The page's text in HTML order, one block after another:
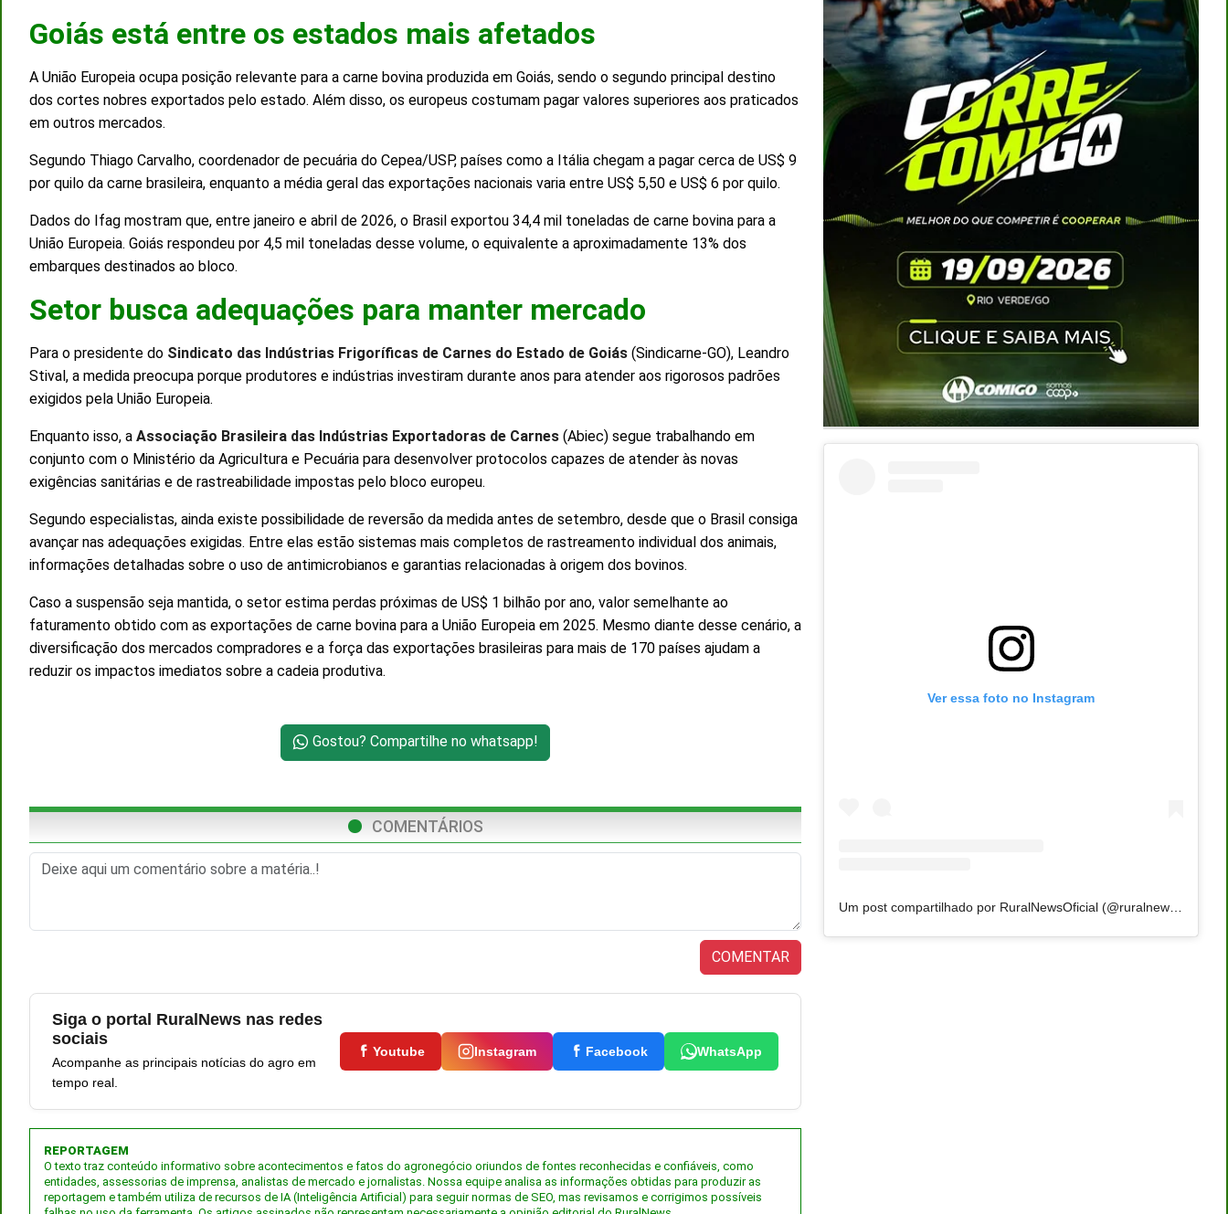
Goiás está entre os estados mais afetados
A União Europeia ocupa posição relevante para a carne bovina produzida em Goiás, sendo o segundo principal destino
dos cortes nobres exportados pelo estado. Além disso, os europeus costumam pagar valores superiores aos praticados
em outros mercados.
Segundo Thiago Carvalho, coordenador de pecuária do Cepea/USP, países como a Itália chegam a pagar cerca de US$ 9
por quilo da carne brasileira, enquanto a média geral das exportações nacionais varia entre US$ 5,50 e US$ 6 por quilo.
Dados do Ifag mostram que, entre janeiro e abril de 2026, o Brasil exportou 34,4 mil toneladas de carne bovina para a
União Europeia. Goiás respondeu por 4,5 mil toneladas desse volume, o equivalente a aproximadamente 13% dos
embarques destinados ao bloco.
Setor busca adequações para manter mercado
Para o presidente do Sindicato das Indústrias Frigoríficas de Carnes do Estado de Goiás (Sindicarne-GO), Leandro
Stival, a medida preocupa porque produtores e indústrias investiram durante anos para atender aos rigorosos padrões
exigidos pela União Europeia.
Enquanto isso, a Associação Brasileira das Indústrias Exportadoras de Carnes (Abiec) segue trabalhando em
conjunto com o Ministério da Agricultura e Pecuária para desenvolver protocolos capazes de atender às novas
exigências sanitárias e de rastreabilidade impostas pelo bloco europeu.
Segundo especialistas, ainda existe possibilidade de reversão da medida antes de setembro, desde que o Brasil consiga
avançar nas adequações exigidas. Entre elas estão sistemas mais completos de rastreamento individual dos animais,
informações detalhadas sobre o uso de antimicrobianos e garantias relacionadas à origem dos bovinos.
Caso a suspensão seja mantida, o setor estima perdas próximas de US$ 1 bilhão por ano, valor semelhante ao
faturamento obtido com as exportações de carne bovina para a União Europeia em 2025. Mesmo diante desse cenário, a
diversificação dos mercados compradores e a força das exportações brasileiras para mais de 170 países ajudam a
reduzir os impactos imediatos sobre a cadeia produtiva.
Gostou? Compartilhe no whatsapp!
COMENTÁRIOS
COMENTAR
Siga o portal RuralNews nas redes
sociais
Acompanhe as principais notícias do agro em
tempo real.
Youtube Instagram Facebook WhatsApp
REPORTAGEM
O texto traz conteúdo informativo sobre acontecimentos e fatos do agronegócio oriundos de fontes reconhecidas e confiáveis, como
entidades, assessorias de imprensa, analistas de mercado e jornalistas. Nossa equipe analisa as informações obtidas para produzir as
reportagem e também utiliza de recursos de IA (Inteligência Artificial) para seguir normas de SEO, mas revisamos e corrigimos possíveis
Ver essa foto no Instagram